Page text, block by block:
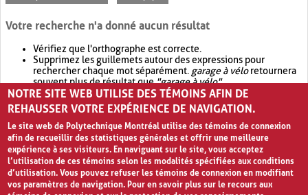
Votre recherche n'a donné aucun résultat
Vérifiez que l'orthographe est correcte.
Supprimez les guillemets autour des expressions pour
rechercher chaque mot séparément. garage à véloretournera
souvent plus de résultat que"garage à vélo".
Envisagez d'élargir votre recherche avec OR.garage OR vélo
retournera souvent plus de résultat quegarage à vélo
NOTRE SITE WEB UTILISE DES TÉMOINS AFIN DE
REHAUSSER VOTRE EXPÉRIENCE DE NAVIGATION.
Le site web de Polytechnique Montréal utilise des témoins de connexion
afin de recueillir des statistiques générales et offrir une meilleure
expérience à ses visiteurs. En naviguant sur le site, vous acceptez
l’utilisation de ces témoins selon les modalités spécifiées aux conditions
d’utilisation. Vous pouvez refuser les témoins de connexion en modifiant
vos paramètres de navigation. Pour en savoir plus sur le recours aux